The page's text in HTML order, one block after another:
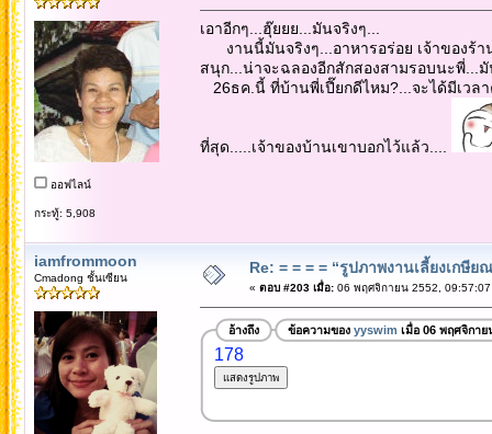
ออฟไลน์
กระทู้: 5,908
เอาอีกๆ...ฮุ๊ยยย...มันจริงๆ...
งานนี้มันจริงๆ...อาหารอร่อย เจ้าของร้า
สนุก...น่าจะฉลองอีกสักสองสามรอบนะพี่...
26ธค.นี้ ที่บ้านพี่เปี๊ยกดีไหม?...จะได้มีเวล
ที่สุด.....เจ้าของบ้านเขาบอกไว้แล้ว....
iamfrommoon
Cmadong ชั้นเซียน
Re: = = = = “รูปภาพงานเลี้ยงเกษี
« ตอบ #203 เมื่อ:06 พฤศจิกายน 2552, 09:57:07
อ้างถึง ข้อความของ yyswim เมื่อ 06 พฤศจิกา
178